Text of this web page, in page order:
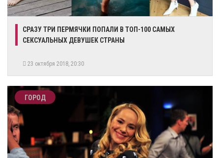
​СРАЗУ ТРИ ПЕРМЯЧКИ ПОПАЛИ В ТОП-100 САМЫХ
СЕКСУАЛЬНЫХ ДЕВУШЕК СТРАНЫ
23 октября 2018, 20:30
ГОРОД